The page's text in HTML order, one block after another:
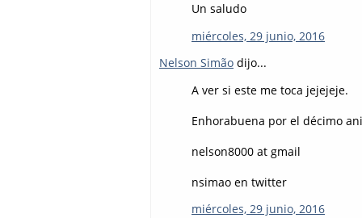
Un saludo
miércoles, 29 junio, 2016
Nelson Simão dijo...
A ver si este me toca jejejeje.
Enhorabuena por el décimo
nelson8000 at gmail
nsimao en twitter
miércoles, 29 junio, 2016